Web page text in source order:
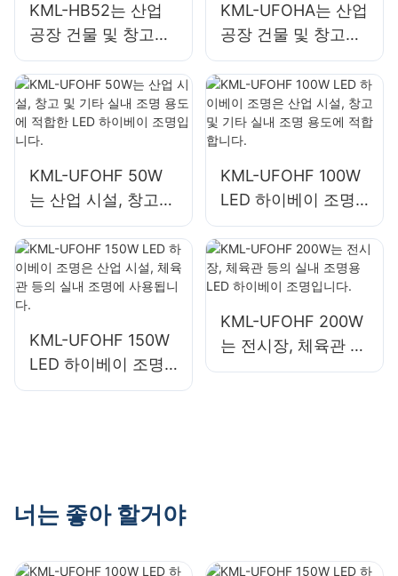
KML-HB52는 산업
공장 건물 및 창고와
같은 실내 공간에 적
합한 100W LED 하
이베이 조명입니다.
KML-UFOHA는 산업
공장 건물 및 창고와
같은 실내 공간에 적
합한 100W LED 하
이베이 조명입니다.
KML-UFOHF 50W
는 산업 시설, 창고
및 기타 실내 조명 용
도에 적합한 LED 하
이베이 조명입니다.
KML-UFOHF 100W
LED 하이베이 조명
은 산업 시설, 창고
및 기타 실내 조명 용
도에 적합합니다.
KML-UFOHF 150W
LED 하이베이 조명
은 산업 시설, 체육관
KML-UFOHF 200W
는 전시장, 체육관 등
의 실내 조명용 LED
너는 좋아 할거야